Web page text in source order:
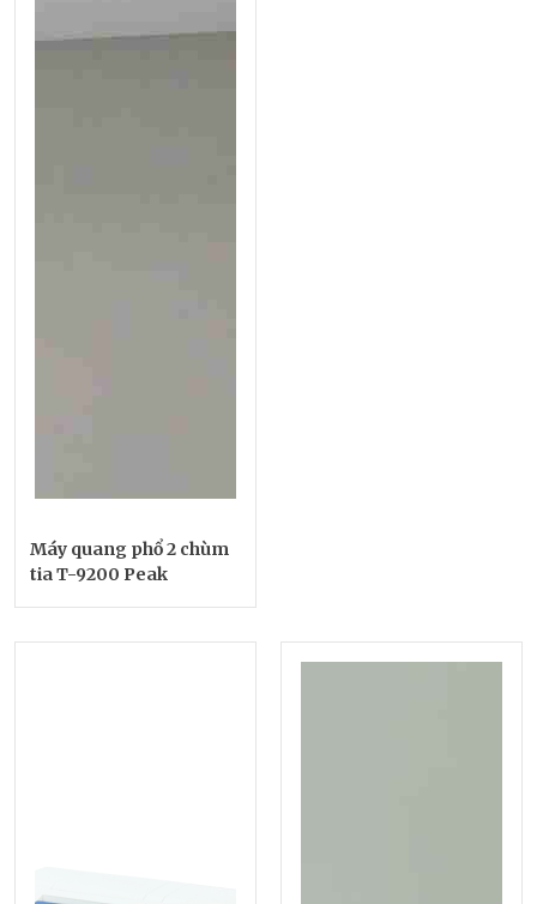
Máy quang phổ 2 chùm
tia T-9200 Peak